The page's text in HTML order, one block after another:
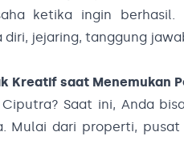
ketika ingin
jejaring, tanggung
Kreatif saat Menemukan
Saat ini, Anda
Mulai dari properti,